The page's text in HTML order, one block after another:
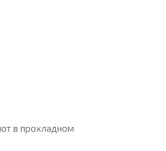
в прохладном